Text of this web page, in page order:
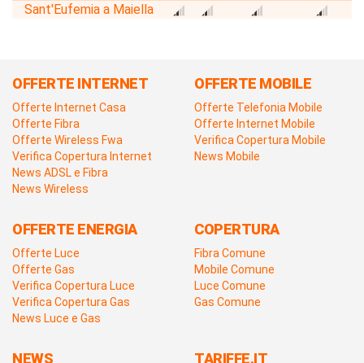
Sant'Eufemia a Maiella
OFFERTE INTERNET
Offerte Internet Casa
Offerte Fibra
Offerte Wireless Fwa
Verifica Copertura Internet
News ADSL e Fibra
News Wireless
OFFERTE MOBILE
Offerte Telefonia Mobile
Offerte Internet Mobile
Verifica Copertura Mobile
News Mobile
OFFERTE ENERGIA
Offerte Luce
Offerte Gas
Verifica Copertura Luce
Verifica Copertura Gas
News Luce e Gas
COPERTURA
Fibra Comune
Mobile Comune
Luce Comune
Gas Comune
NEWS TARIFFE.IT